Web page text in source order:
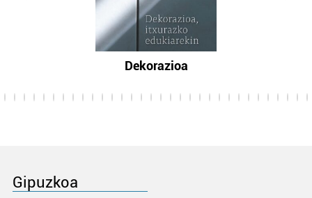
Dekorazioa
Gipuzkoa